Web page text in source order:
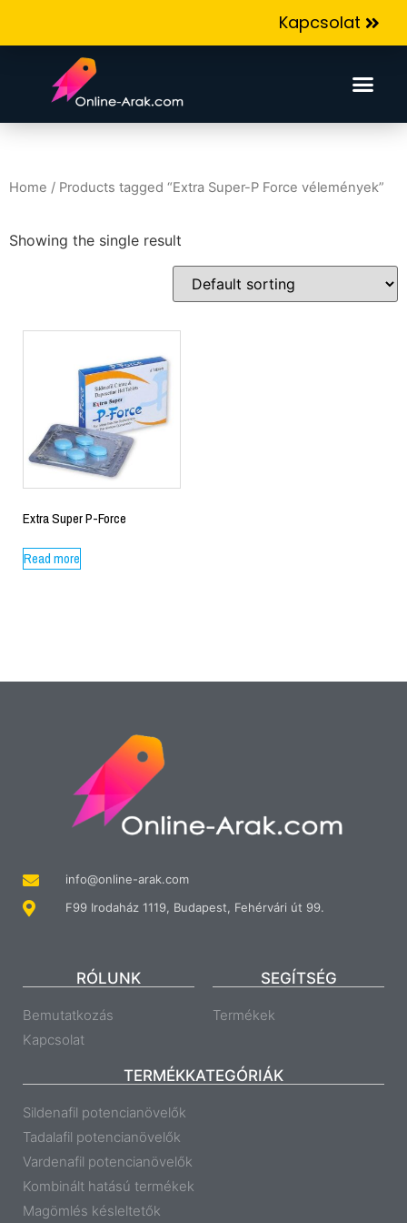
Kapcsolat
Home / Products tagged “Extra Super-P Force vélemények”
Showing the single result
Extra Super P-Force
Read more
info@online-arak.com
F99 Irodaház 1119, Budapest, Fehérvári út 99.
RÓLUNK
Bemutatkozás
Kapcsolat
SEGÍTSÉG
Termékek
TERMÉKKATEGÓRIÁK
Sildenafil potencianövelők
Tadalafil potencianövelők
Vardenafil potencianövelők
Kombinált hatású termékek
Magömlés késleltetők